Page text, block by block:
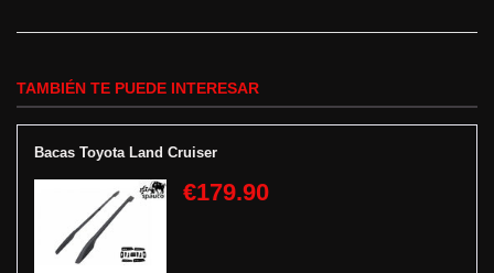
TAMBIÉN TE PUEDE INTERESAR
Bacas Toyota Land Cruiser
€179.90